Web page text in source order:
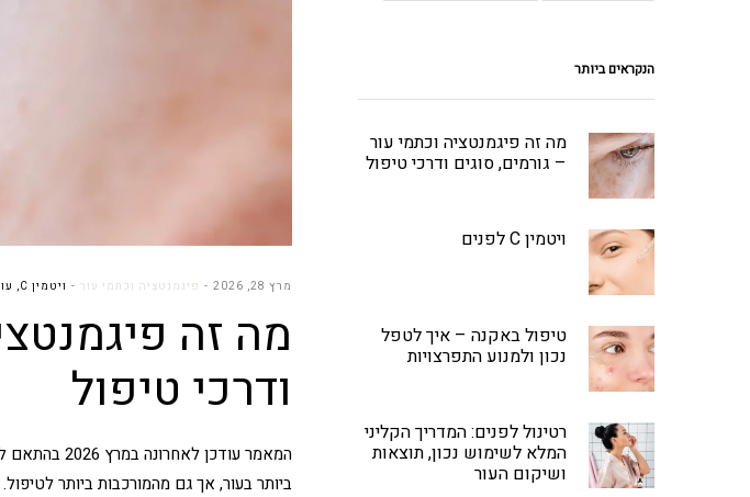
הנקראים ביותר
מה זה פיגמנטציה וכתמי עור
– גורמים, סוגים ודרכי טיפול
ויטמין C לפנים
טיפול באקנה – איך לטפל
נכון ולמנוע התפרצויות
רטינול לפנים: המדריך הקליני
המלא לשימוש נכון, תוצאות
ושיקום העור
מרץ 28, 2026 פיגמנטציה וכתמי עור ויטמין C ,
מה זה
ודרכי טיפול
המאמר
ביותר בעור, אך גם מהמורכבות ביותר